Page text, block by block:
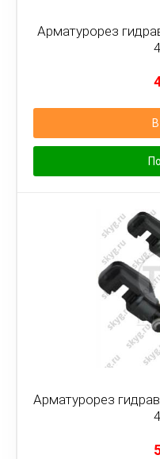
Арматурорез
Арматурорез